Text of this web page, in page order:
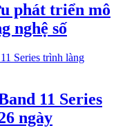
phát triển mô
nghệ số
11 Series
ngày